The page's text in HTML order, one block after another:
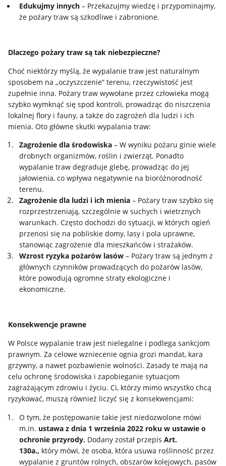
Edukujmy innych – Przekazujmy wiedzę i przypominajmy,
że pożary traw są szkodliwe i zabronione.
Dlaczego pożary traw są tak niebezpieczne?
Choć niektórzy myślą, że wypalanie traw jest naturalnym
sposobem na „oczyszczenie” terenu, rzeczywistość jest
zupełnie inna. Pożary traw wywołane przez człowieka mogą
szybko wymknąć się spod kontroli, prowadząc do niszczenia
lokalnej flory i fauny, a także do zagrożeń dla ludzi i ich
mienia. Oto główne skutki wypalania traw:
Zagrożenie dla środowiska – W wyniku pożaru ginie wiele
drobnych organizmów, roślin i zwierząt. Ponadto
wypalanie traw degraduje glebę, prowadząc do jej
jałowienia, co wpływa negatywnie na bioróżnorodność
terenu.
Zagrożenie dla ludzi i ich mienia – Pożary traw szybko się
rozprzestrzeniają, szczególnie w suchych i wietrznych
warunkach. Często dochodzi do sytuacji, w których ogień
przenosi się na pobliskie domy, lasy i pola uprawne,
stanowiąc zagrożenie dla mieszkańców i strażaków.
Wzrost ryzyka pożarów lasów – Pożary traw są jednym z
głównych czynników prowadzących do pożarów lasów,
które powodują ogromne straty ekologiczne i
ekonomiczne.
Konsekwencje prawne
W Polsce wypalanie traw jest nielegalne i podlega sankcjom
prawnym. Za celowe wzniecenie ognia grozi mandat, kara
grzywny, a nawet pozbawienie wolności. Zasady te mają na
celu ochronę środowiska i zapobieganie sytuacjom
zagrażającym zdrowiu i życiu. Ci, którzy mimo wszystko chcą
ryzykować, muszą również liczyć się z konsekwencjami:
O tym, że postępowanie takie jest niedozwolone mówi
m.in. ustawa z dnia 1 września 2022 roku w ustawie o
ochronie przyrody. Dodany został przepis Art.
130a., który mówi, że osoba, która usuwa roślinność przez
wypalanie z gruntów rolnych, obszarów kolejowych, pasów